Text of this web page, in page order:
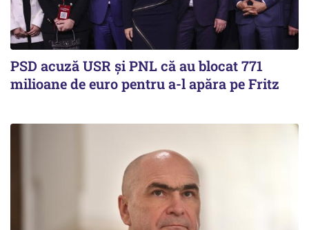
PSD acuză USR și PNL că au blocat 771
milioane de euro pentru a-l apăra pe Fritz